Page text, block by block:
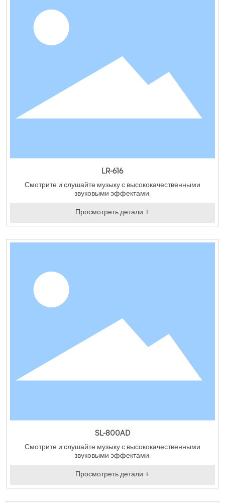
LR-616
Смотрите и слушайте музыку с высококачественными
звуковыми эффектами.
Просмотреть детали +
SL-800AD
Смотрите и слушайте музыку с высококачественными
звуковыми эффектами.
Просмотреть детали +